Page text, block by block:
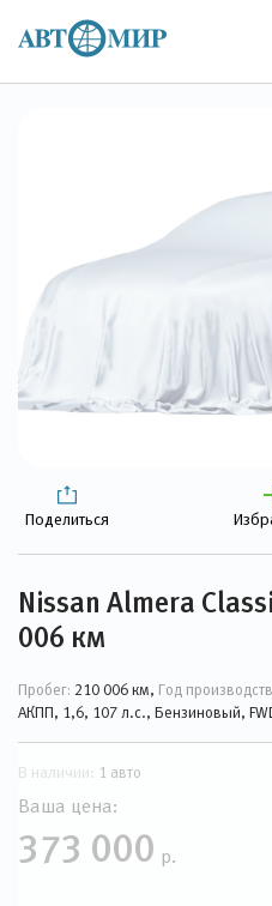
Поделиться
Nissan Almera
006 км
Пробег: 210 006 км, Год
АКПП, 1,6, 107 л.с., Бензиновый,
В наличии: 1 авто
Ваша цена:
373 000 р.